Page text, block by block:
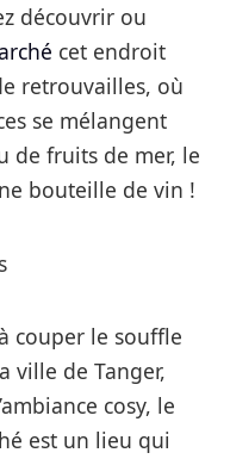
découvrir ou
cet endroit
retrouvailles, où
se mélangent
de fruits de mer, le
bouteille de vin !
couper le souffle
ville de Tanger,
cosy, le
est un lieu qui